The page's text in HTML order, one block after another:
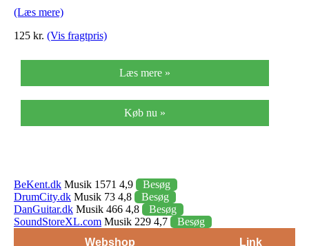
(Læs mere)
125 kr. (Vis fragtpris)
Læs mere »
Køb nu »
BeKent.dk Musik 1571 4,9
Besøg
DrumCity.dk Musik 73 4,8
Besøg
DanGuitar.dk Musik 466 4,8
Besøg
SoundStoreXL.com Musik 229 4,7
Besøg
Webshop
Link